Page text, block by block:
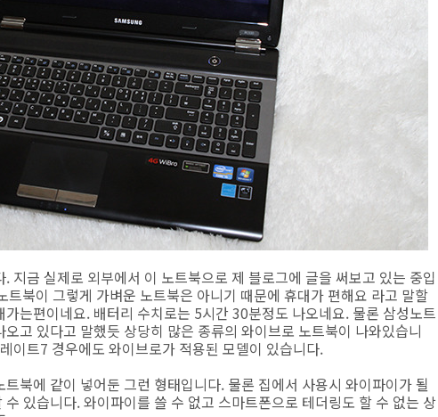
지금 실제로 외부에서 이 노트북으로 제 블로그에 글을 써보고 있는 중입
트북이 그렇게 가벼운 노트북은 아니기 때문에 휴대가 편해요 라고 말할
는편이네요. 배터리 수치로는 5시간 30분정도 나오네요. 물론 삼성노트
고 있다고 말했듯 상당히 많은 종류의 와이브로 노트북이 나와있습니
이트7 경우에도 와이브로가 적용된 모델이 있습니다.
북에 같이 넣어둔 그런 형태입니다. 물론 집에서 사용시 와이파이가 될
있습니다. 와이파이를 쓸 수 없고 스마트폰으로 테더링도 할 수 없는 상